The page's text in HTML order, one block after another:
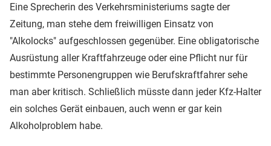
Eine Sprecherin des Verkehrsministeriums sagte der
Zeitung, man stehe dem freiwilligen Einsatz von
"Alkolocks" aufgeschlossen gegenüber. Eine obligatorische
Ausrüstung aller Kraftfahrzeuge oder eine Pflicht nur für
bestimmte Personengruppen wie Berufskraftfahrer sehe
man aber kritisch. Schließlich müsste dann jeder Kfz-Halter
ein solches Gerät einbauen, auch wenn er gar kein
Alkoholproblem habe.